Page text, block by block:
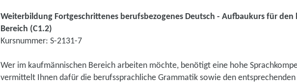
Weiterbildung Fortgeschrittenes berufsbezogenes Deutsch - Aufbaukurs für
Bereich (C1.2)
Kursnummer: S-2131-7
Wer im kaufmännischen Bereich arbeiten möchte, benötigt eine hohe
vermittelt Ihnen dafür die berufssprachliche Grammatik sowie den